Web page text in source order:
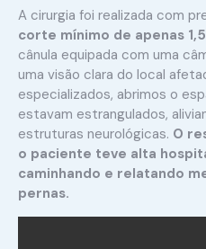
A cirurgia foi realizada com
corte mínimo de apenas
cânula equipada com uma
uma visão clara do local
especializados, abrimos o
estavam estrangulados,
estruturas neurológicas. O
o paciente teve alta
caminhando e relatando
pernas.